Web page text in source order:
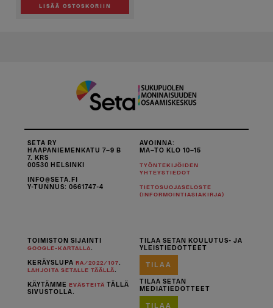
LISÄÄ OSTOSKORIIN
SETA RY
HAAPANIEMENKATU 7–9 B
7. KRS
00530 HELSINKI
INFO@SETA.FI
Y-TUNNUS: 0661747-4
AVOINNA:
MA–TO KLO 10–15
TYÖNTEKIJÖIDEN
YHTEYSTIEDOT
TIETOSUOJASELOSTE
(INFORMOINTIASIAKIRJA)
TOIMISTON SIJAINTI
GOOGLE-KARTALLA.
KERÄYSLUPARA/2022/107.
LAHJOITA SETALLE TÄÄLLÄ.
KÄYTÄMMEEVÄSTEITÄ TÄLLÄ
SIVUSTOLLA.
TILAA SETAN KOULUTUS- JA
YLEISTIEDOTTEET
TILAA
TILAA SETAN
MEDIATIEDOTTEET
TILAA